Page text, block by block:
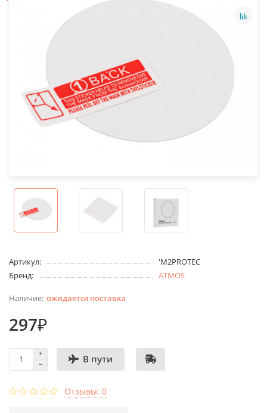
Артикул:
'M2PROTEC
Бренд:
ATMOS
ожидается поставка
297₽
В пути
Отзывы: 0